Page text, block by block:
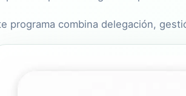
programa combina delegación,